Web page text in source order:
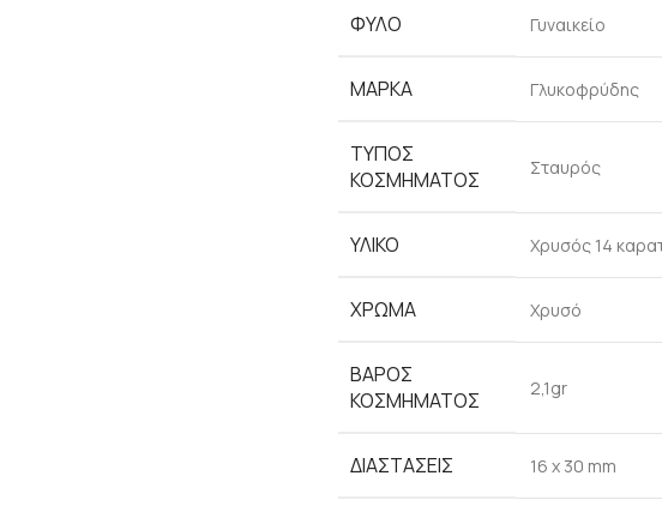
ΦΥΛΟ Γυναικείο
ΜΑΡΚΑ Γλυκοφρύδης
ΤΥΠΟΣ
ΚΟΣΜΗΜΑΤΟΣ
Σταυρός
ΥΛΙΚΟ Χρυσός 14
ΧΡΩΜΑ Χρυσό
ΒΑΡΟΣ
ΚΟΣΜΗΜΑΤΟΣ
2,1gr
ΔΙΑΣΤΑΣΕΙΣ 16 x 30 mm